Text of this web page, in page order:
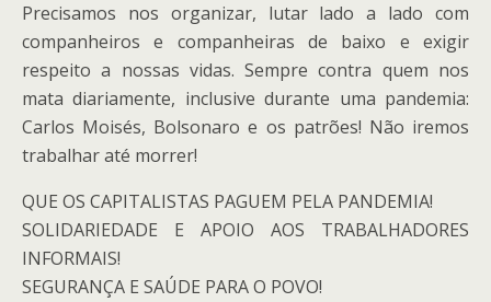
Precisamos nos organizar, lutar lado a lado com
companheiros e companheiras de baixo e exigir
respeito a nossas vidas. Sempre contra quem nos
mata diariamente, inclusive durante uma pandemia:
Carlos Moisés, Bolsonaro e os patrões! Não iremos
trabalhar até morrer!
QUE OS CAPITALISTAS PAGUEM PELA PANDEMIA!
SOLIDARIEDADE E APOIO AOS TRABALHADORES
INFORMAIS!
SEGURANÇA E SAÚDE PARA O POVO!